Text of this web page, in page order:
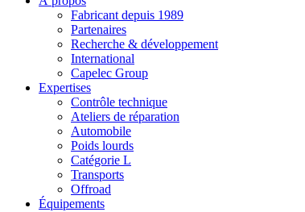
Fabricant depuis 1989
Partenaires
Recherche & développement
International
Capelec Group
Expertises
Contrôle technique
Ateliers de réparation
Automobile
Poids lourds
Catégorie L
Transports
Offroad
Équipements